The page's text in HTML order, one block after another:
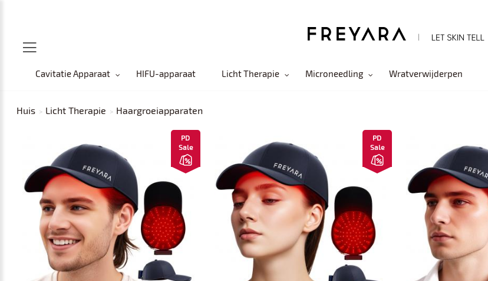
Cavitatie Apparaat HIFU-apparaat Licht Therapie Microneedling Wratverwijderpen
Huis Licht Therapie Haargroeiapparaten
PD
Sale
PD
Sale